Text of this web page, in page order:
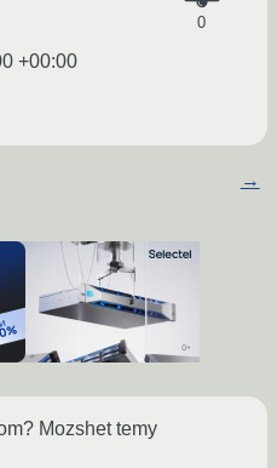
0
+00:00
→
Mozshet temy